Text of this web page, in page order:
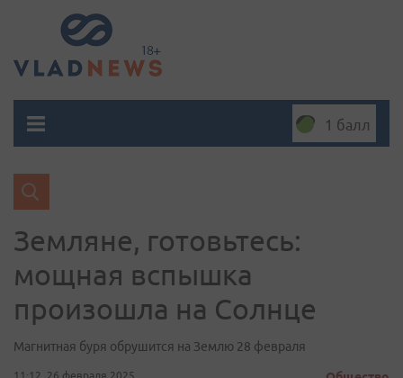
1 балл
Земляне, готовьтесь:
мощная вспышка
произошла на Солнце
Магнитная буря обрушится на Землю 28 февраля